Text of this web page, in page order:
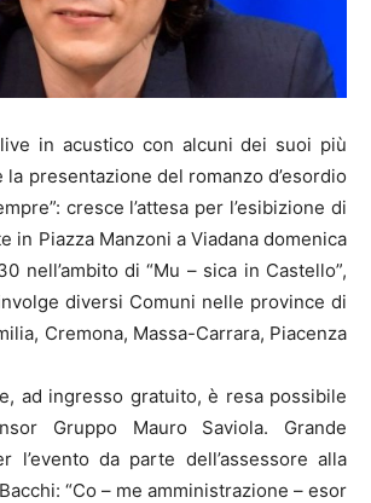
live in acustico con alcuni dei suoi più
presentazione del romanzo d’esordio
cresce l’attesa per l’esibizione di
in Piazza Manzoni a Viadana domenica
nell’ambito di “Mu – sica in Castello”,
diversi Comuni nelle province di
Cremona, Massa-Carrara, Piacenza
ad ingresso gratuito, è resa possibile
Gruppo Mauro Saviola. Grande
l’evento da parte dell’assessore alla
“Co – me amministrazione – esor